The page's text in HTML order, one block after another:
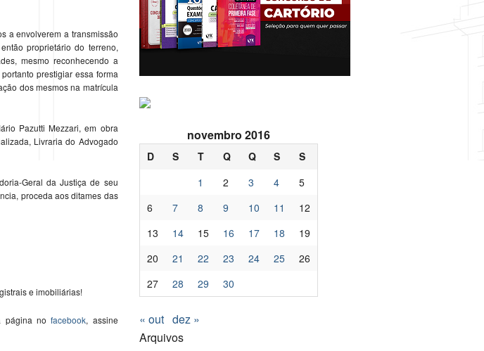
a envolverem a transmissão
proprietário do terreno,
mesmo reconhecendo a
prestigiar essa forma
dos mesmos na matrícula
Pazutti Mezzari, em obra
Livraria do Advogado
Geral da Justiça de seu
proceda aos ditames das
e imobiliárias!
página no facebook, assine
novembro 2016
D S T Q Q S
S
1
2 3 4
5
6
7 8 9 10 11
12
13
14 15 16 17 18
19
20
21 22 23 24 25
26
27
28 29 30
« out dez »
Arquivos